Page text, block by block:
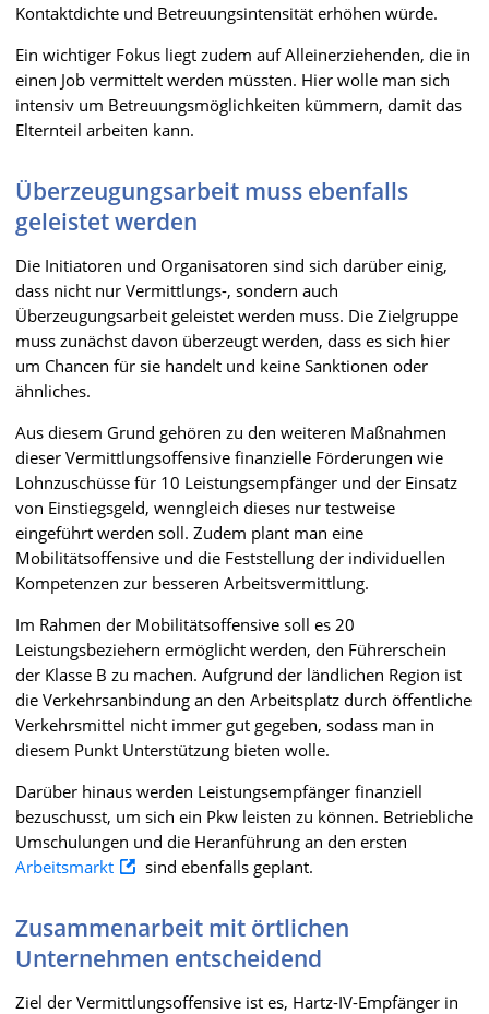
Kontaktdichte und Betreuungsintensität erhöhen würde.
Ein wichtiger Fokus liegt zudem auf Alleinerziehenden, die in
einen Job vermittelt werden müssten. Hier wolle man sich
intensiv um Betreuungsmöglichkeiten kümmern, damit das
Elternteil arbeiten kann.
Überzeugungsarbeit muss ebenfalls
geleistet werden
Die Initiatoren und Organisatoren sind sich darüber einig,
dass nicht nur Vermittlungs-, sondern auch
Überzeugungsarbeit geleistet werden muss. Die Zielgruppe
muss zunächst davon überzeugt werden, dass es sich hier
um Chancen für sie handelt und keine Sanktionen oder
ähnliches.
Aus diesem Grund gehören zu den weiteren Maßnahmen
dieser Vermittlungsoffensive finanzielle Förderungen wie
Lohnzuschüsse für 10 Leistungsempfänger und der Einsatz
von Einstiegsgeld, wenngleich dieses nur testweise
eingeführt werden soll. Zudem plant man eine
Mobilitätsoffensive und die Feststellung der individuellen
Kompetenzen zur besseren Arbeitsvermittlung.
Im Rahmen der Mobilitätsoffensive soll es 20
Leistungsbeziehern ermöglicht werden, den Führerschein
der Klasse B zu machen. Aufgrund der ländlichen Region ist
die Verkehrsanbindung an den Arbeitsplatz durch öffentliche
Verkehrsmittel nicht immer gut gegeben, sodass man in
diesem Punkt Unterstützung bieten wolle.
Darüber hinaus werden Leistungsempfänger finanziell
bezuschusst, um sich ein Pkw leisten zu können. Betriebliche
Umschulungen und die Heranführung an den ersten
Arbeitsmarkt
sind ebenfalls geplant.
Zusammenarbeit mit örtlichen
Unternehmen entscheidend
Ziel der Vermittlungsoffensive ist es, Hartz-IV-Empfänger in